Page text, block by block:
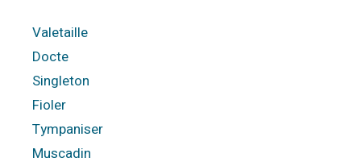
Valetaille
Docte
Singleton
Fioler
Tympaniser
Muscadin